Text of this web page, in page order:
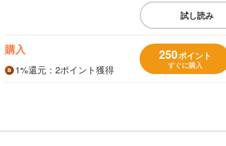
試し読み
購入
1%還元 ：2ポイント獲得
250ポイント
すぐに購入